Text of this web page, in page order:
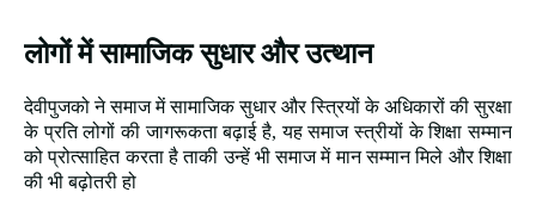
लोगों में सामाजिक सुधार और उत्थान
देवीपुजको ने समाज में सामाजिक सुधार और स्त्रियों के अधिकारों की सुरक्षा
के प्रति लोगों की जागरूकता बढ़ाई है, यह समाज स्त्रीयों के शिक्षा सम्मान
को प्रोत्साहित करता है ताकी उन्हें भी समाज में मान सम्मान मिले और शिक्षा
की भी बढ़ोतरी हो